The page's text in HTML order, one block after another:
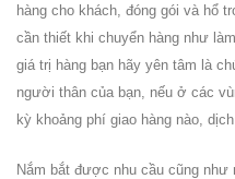
hàng cho khách, đóng gói và hổ
cần thiết khi chuyển hàng như
giá trị hàng bạn hãy yên tâm là
người thân của bạn, nếu ở các
kỳ khoảng phí giao hàng nào,
Nắm bắt được nhu cầu cũng như